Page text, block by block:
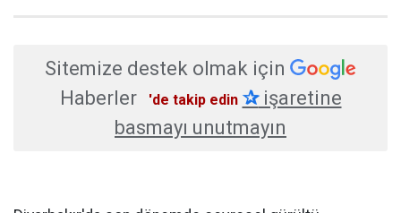
Sitemize destek olmak için
Haberler
'de takip edin ✰işaretine
basmayı unutmayın